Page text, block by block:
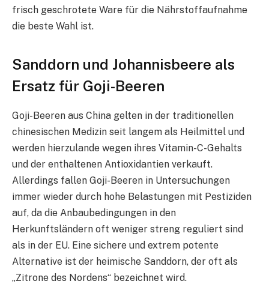
frisch geschrotete Ware für die Nährstoffaufnahme
die beste Wahl ist.
Sanddorn und Johannisbeere als
Ersatz für Goji-Beeren
Goji-Beeren aus China gelten in der traditionellen
chinesischen Medizin seit langem als Heilmittel und
werden hierzulande wegen ihres Vitamin-C-Gehalts
und der enthaltenen Antioxidantien verkauft.
Allerdings fallen Goji-Beeren in Untersuchungen
immer wieder durch hohe Belastungen mit Pestiziden
auf, da die Anbaubedingungen in den
Herkunftsländern oft weniger streng reguliert sind
als in der EU. Eine sichere und extrem potente
Alternative ist der heimische Sanddorn, der oft als
„Zitrone des Nordens“ bezeichnet wird.